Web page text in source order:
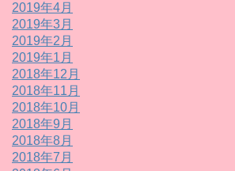
2019年4月
2019年3月
2019年2月
2019年1月
2018年12月
2018年11月
2018年10月
2018年9月
2018年8月
2018年7月